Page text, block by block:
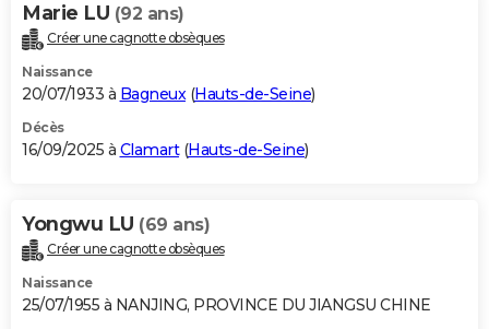
Marie LU (92 ans)
Créer une cagnotte obsèques
Naissance
20/07/1933 à Bagneux(Hauts-de-Seine)
Décès
16/09/2025 à Clamart(Hauts-de-Seine)
Yongwu LU (69 ans)
Créer une cagnotte obsèques
Naissance
25/07/1955 à NANJING, PROVINCE DU JIANGSU CHINE